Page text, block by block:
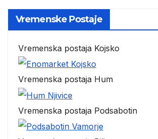
Vremenske Postaje
Vremenska postaja Kojsko
Vremenska postaja Hum
Vremenska postaja Podsabotin